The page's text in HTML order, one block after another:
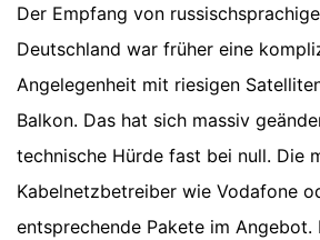
Der Empfang von
Deutschland war früher eine
Angelegenheit mit riesigen
Balkon. Das hat sich massiv
technische Hürde fast bei null. Die
Kabelnetzbetreiber wie Vodafone
entsprechende Pakete im Angebot.